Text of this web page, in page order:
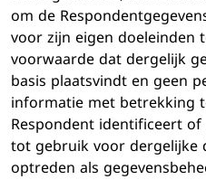
om de
voor zijn eigen doeleinden
voorwaarde dat dergelijk
basis plaatsvindt en geen
informatie met betrekking
Respondent identificeert
tot gebruik voor dergelijke
optreden als